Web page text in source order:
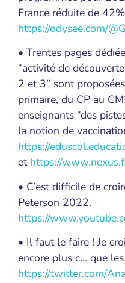
France réduite de
https://odysee.com/
• Trentes pages
“activité de
2 et 3” sont
primaire, du CP au
enseignants “des
la notion de
https://
et https://
• C’est difficile de
Peterson 2022.
https://
• Il faut le faire ! Je
encore plus c… que
https://twitter.com/